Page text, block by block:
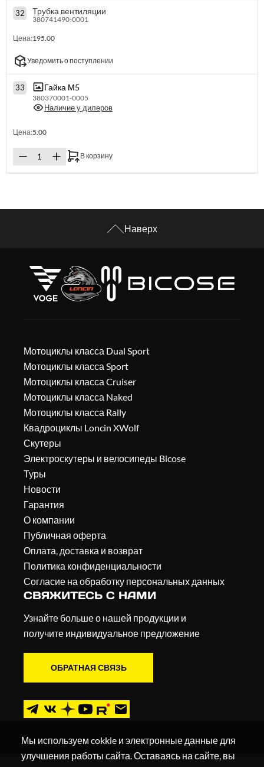
32 Трубка вентиляции
380741490-0001
Цена:195.00
Уведомить о поступлении
33 Гайка М5
380370001-0005
Наличие у дилеров
Цена:5.00
В корзину
Наверх
Мотоциклы класса Dual Sport
Мотоциклы класса Sport
Мотоциклы класса Cruiser
Мотоциклы класса Naked
Мотоциклы класса Rally
Квадроциклы Loncin XWolf
Скутеры
Электроскутеры и велосипеды Bicose
Туры
Новости
Гарантия
О компании
Публичная оферта
Оплата, доставка и возврат
Политика конфиденциальности
Согласие на обработку персональных данных
СВЯЖИТЕСЬ С НАМИ
Узнайте больше о нашей продукции и
получите индивидуальное предложение
ОБРАТНАЯ СВЯЗЬ
Мы используем cokkie и электронные данные для
улучшения работы сайта. Оставаясь на сайте, вы